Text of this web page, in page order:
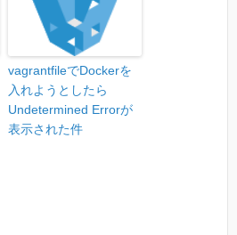
vagrantfileでDockerを
入れようとしたら
Undetermined Errorが
表示された件